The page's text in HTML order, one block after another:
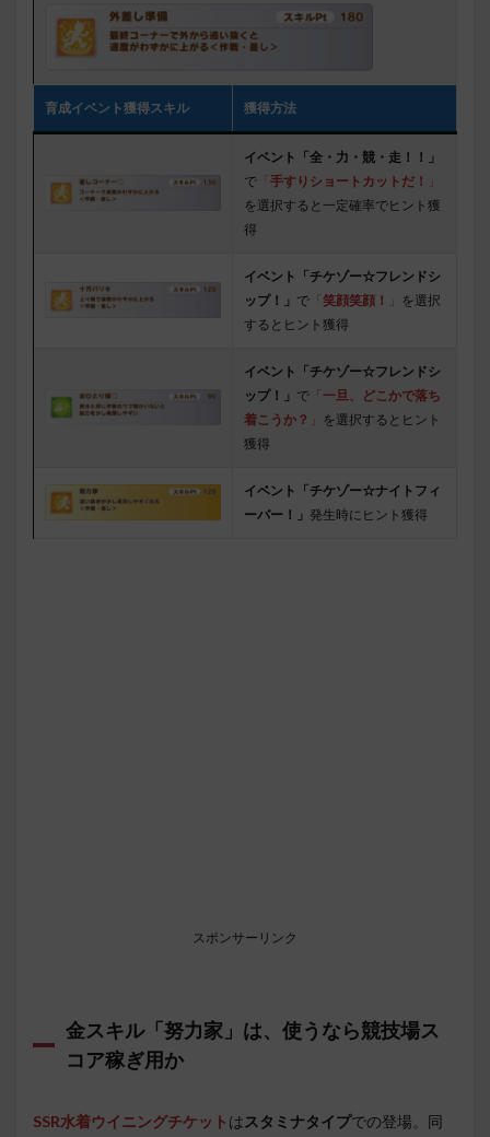
育成イベント獲得スキル 獲得方法
イベント「全・力・競・走！！」
で 「手すりショートカットだ！ 」
を選択すると一定確率でヒント獲
得
イベント「チケゾー☆フレンドシ
ップ！」 で 「笑顔笑顔！ 」 を選択
するとヒント獲得
イベント「チケゾー☆フレンドシ
ップ！」 で 「一旦、どこかで落ち
着こうか？ 」 を選択するとヒント
獲得
イベント「チケゾー☆ナイトフィ
ーバー！」 発生時にヒント獲得
スポンサーリンク
金スキル「努力家」は、使うなら競技場ス
コア稼ぎ用か
SSR水着ウイニングチケット は スタミナタイプでの登場。同